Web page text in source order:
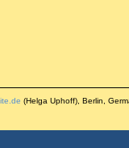
(Helga Uphoff), Berlin,